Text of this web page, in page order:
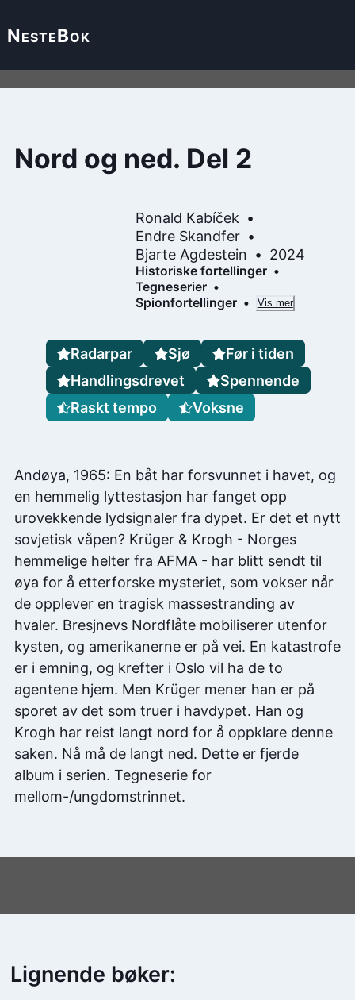
NesteBok
Nord og ned. Del 2
Ronald Kabíček
Endre Skandfer
Bjarte Agdestein
2024
Historiske fortellinger
Tegneserier
Spionfortellinger
Vis mer
Andøya, 1965: En båt har forsvunnet i havet, og
en hemmelig lyttestasjon har fanget opp
urovekkende lydsignaler fra dypet. Er det et nytt
sovjetisk våpen? Krüger & Krogh - Norges
hemmelige helter fra AFMA - har blitt sendt til
øya for å etterforske mysteriet, som vokser når
de opplever en tragisk massestranding av
hvaler. Bresjnevs Nordflåte mobiliserer utenfor
kysten, og amerikanerne er på vei. En katastrofe
er i emning, og krefter i Oslo vil ha de to
agentene hjem. Men Krüger mener han er på
sporet av det som truer i havdypet. Han og
Krogh har reist langt nord for å oppklare denne
saken. Nå må de langt ned. Dette er fjerde
album i serien. Tegneserie for
mellom-/ungdomstrinnet.
Radarpar Sjø
Før i tiden
Handlingsdrevet
Spennende
Raskt tempo
Voksne
Lignende bøker: